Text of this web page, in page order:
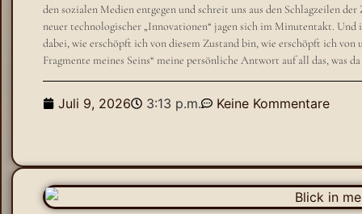
den sozialen Medien entgegen und schreit uns aus den Schlagzeilen
neuer technologischer „Innovationen“ jagen sich im Minutentakt.
dabei, wie erschöpft ich von diesem Zustand bin, wie erschöpft ich
Fragmente meines Seins“ meine persönliche Antwort auf all das, was
Juli 9, 2026 3:13 p.m. Keine Kommentare